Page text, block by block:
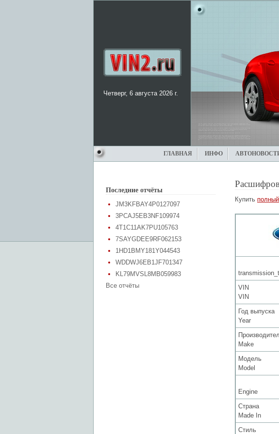
Четверг, 6 августа 2026 г.
ГЛАВНАЯ ИНФО
Последние отчёты
JM3KFBAY4P0127097
3PCAJ5EB3NF109974
4T1C11AK7PU105763
7SAYGDEE9RF062153
1HD1BMY181Y044543
WDDWJ6EB1JF701347
KL79MVSL8MB059983
Все отчёты
Купить
VIN
VIN
Год выпуска
Year
Make
Модель
Model
Engine
Страна
Made In
Стиль